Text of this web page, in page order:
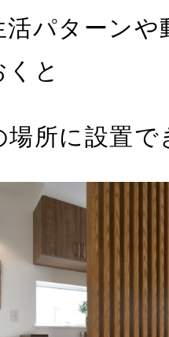
活パターン
と
場所に設置で